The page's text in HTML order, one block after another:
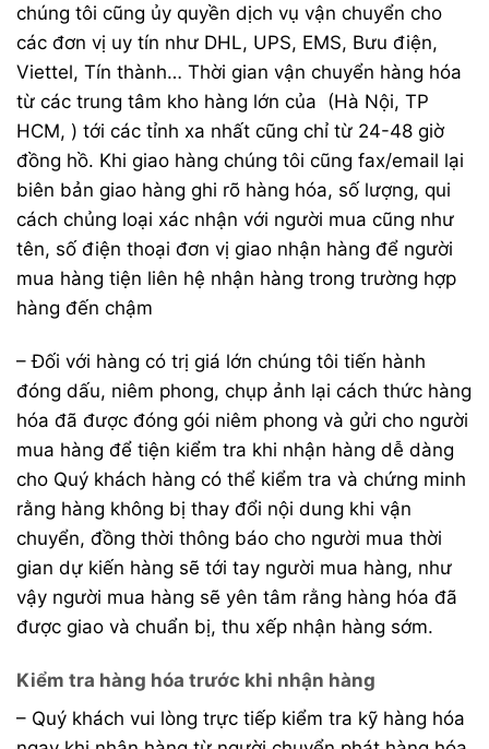
chúng tôi cũng ủy quyền dịch vụ vận chuyển cho
các đơn vị uy tín như DHL, UPS, EMS, Bưu điện,
Viettel, Tín thành… Thời gian vận chuyển hàng hóa
từ các trung tâm kho hàng lớn của (Hà Nội, TP
HCM, ) tới các tỉnh xa nhất cũng chỉ từ 24-48 giờ
đồng hồ. Khi giao hàng chúng tôi cũng fax/email lại
biên bản giao hàng ghi rõ hàng hóa, số lượng, qui
cách chủng loại xác nhận với người mua cũng như
tên, số điện thoại đơn vị giao nhận hàng để người
mua hàng tiện liên hệ nhận hàng trong trường hợp
hàng đến chậm
– Đối với hàng có trị giá lớn chúng tôi tiến hành
đóng dấu, niêm phong, chụp ảnh lại cách thức hàng
hóa đã được đóng gói niêm phong và gửi cho người
mua hàng để tiện kiểm tra khi nhận hàng dễ dàng
cho Quý khách hàng có thể kiểm tra và chứng minh
rằng hàng không bị thay đổi nội dung khi vận
chuyển, đồng thời thông báo cho người mua thời
gian dự kiến hàng sẽ tới tay người mua hàng, như
vậy người mua hàng sẽ yên tâm rằng hàng hóa đã
được giao và chuẩn bị, thu xếp nhận hàng sớm.
Kiểm tra hàng hóa trước khi nhận hàng
– Quý khách vui lòng trực tiếp kiểm tra kỹ hàng hóa